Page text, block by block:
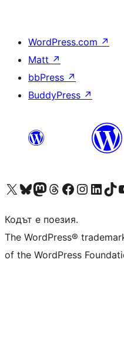
WordPress.com ↗
Matt ↗
bbPress ↗
BuddyPress ↗
Visit our X (formerly Twitter) account
Visit our Bluesky account
Visit our Mastodon account
Visit our Threads account
Посетете нашата страница във
Посетете нашия профил
Посетете нашия
Visit our
Кодът е поезия.
The WordPress®
of the WordPress